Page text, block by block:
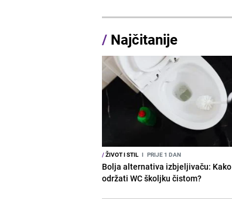
/ Najčitanije
/ŽIVOT I STIL I PRIJE 1 DAN
Bolja alternativa izbjeljivaču: Kako
održati WC školjku čistom?